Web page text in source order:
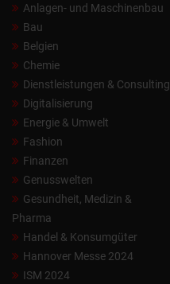
Anlagen- und Maschinenbau
Bau
Belgien
Chemie
Dienstleistungen & Consulting
Digitalisierung
Energie & Umwelt
Fashion
Finanzen
Genusswelten
Gesundheit, Medizin &
Pharma
Handel & Konsumgüter
Hannover Messe 2024
ISM 2024